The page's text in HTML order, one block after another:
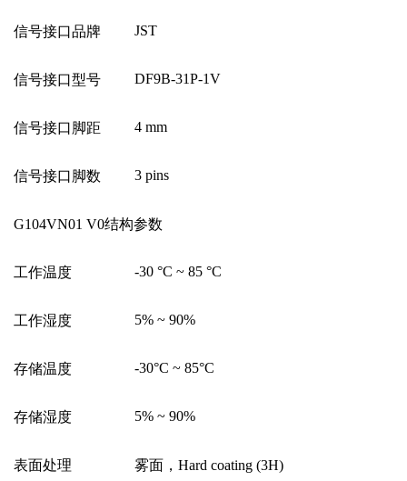
信号接口品牌 JST
信号接口型号 DF9B-31P-1V
信号接口脚距 4 mm
信号接口脚数 3 pins
G104VN01 V0结构参数
工作温度 -30 °C ~ 85 °C
工作湿度 5% ~ 90%
存储温度 -30°C ~ 85°C
存储湿度 5% ~ 90%
表面处理 雾面， Hard coating (3H)